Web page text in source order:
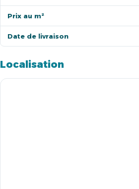
Prix au m²
Date de livraison
Localisation